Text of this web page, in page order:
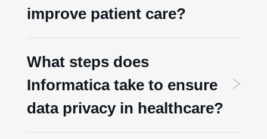
improve patient care?
What steps does
Informatica take to ensure
data privacy in healthcare?